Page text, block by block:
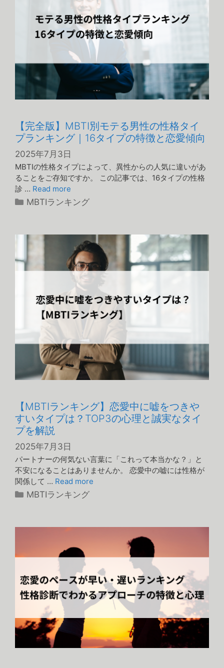
【完全版】MBTI別モテる男性の性格タイ
プランキング｜16タイプの特徴と恋愛傾向
2025年7月3日
MBTIの性格タイプによって、異性からの人気に違いがあ
ることをご存知ですか。 この記事では、16タイプの性格
診 … Read more
カ
リ
MBTIランキング
【MBTIランキング】恋愛中に嘘をつきや
すいタイプは？TOP3の心理と誠実なタイ
プを解説
2025年7月3日
パートナーの何気ない言葉に「これって本当かな？」と
不安になることはありませんか。 恋愛中の嘘には性格が
関係して … Read more
カ
リ
MBTIランキング